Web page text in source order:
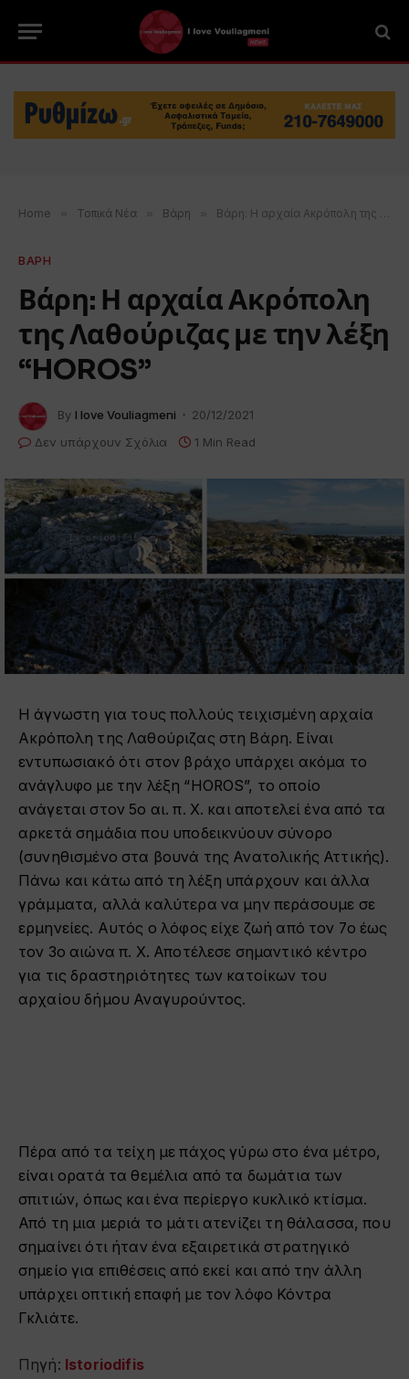
Home » Τοπικά Νέα » Βάρη » Βάρη: Η αρχαία Ακρόπολη της Λαθούριζας με την λέξη “HOROS”
ΒΑΡΗ
Βάρη: Η αρχαία Ακρόπολη
της Λαθούριζας με την λέξη
“HOROS”
By I love Vouliagmeni
20/12/2021
Δεν υπάρχουν Σχόλια
1 Min Read
Η άγνωστη για τους πολλούς τειχισμένη αρχαία
Ακρόπολη της Λαθούριζας στη Βάρη. Είναι
εντυπωσιακό ότι στον βράχο υπάρχει ακόμα το
ανάγλυφο με την λέξη “HOROS”, το οποίο
ανάγεται στον 5ο αι. π. Χ. και αποτελεί ένα από τα
αρκετά σημάδια που υποδεικνύουν σύνορο
(συνηθισμένο στα βουνά της Ανατολικής Αττικής).
Πάνω και κάτω από τη λέξη υπάρχουν και άλλα
γράμματα, αλλά καλύτερα να μην περάσουμε σε
ερμηνείες. Αυτός ο λόφος είχε ζωή από τον 7ο έως
τον 3ο αιώνα π. Χ. Αποτέλεσε σημαντικό κέντρο
για τις δραστηριότητες των κατοίκων του
αρχαίου δήμου Αναγυρούντος.
Πέρα από τα τείχη με πάχος γύρω στο ένα μέτρο,
είναι ορατά τα θεμέλια από τα δωμάτια των
σπιτιών, όπως και ένα περίεργο κυκλικό κτίσμα.
Από τη μια μεριά το μάτι ατενίζει τη θάλασσα, που
σημαίνει ότι ήταν ένα εξαιρετικά στρατηγικό
σημείο για επιθέσεις από εκεί και από την άλλη
υπάρχει οπτική επαφή με τον λόφο Κόντρα
Γκλιάτε.
Πηγή: Ιstoriodifis